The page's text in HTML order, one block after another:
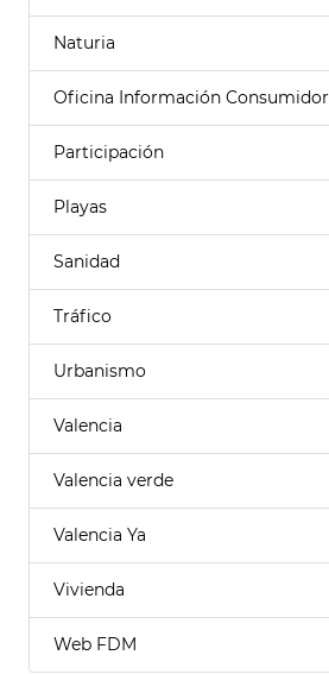
Naturia
Oficina Información Consumidor
Participación
Playas
Sanidad
Tráfico
Urbanismo
Valencia
Valencia verde
Valencia Ya
Vivienda
Web FDM